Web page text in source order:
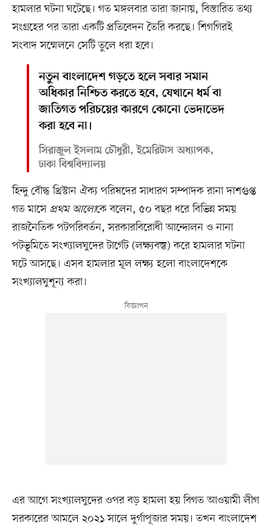
হামলার ঘটনা ঘটেছে। গত মঙ্গলবার তারা জানায়, বিস্তারিত তথ্য
সংগ্রহের পর তারা একটি প্রতিবেদন তৈরি করছে। শিগগিরই
সংবাদ সম্মেলনে সেটি তুলে ধরা হবে।
নতুন বাংলাদেশ গড়তে হলে সবার সমান
অধিকার নিশ্চিত করতে হবে, যেখানে ধর্ম বা
জাতিগত পরিচয়ের কারণে কোনো ভেদাভেদ
করা হবে না।
সিরাজুল ইসলাম চৌধুরী, ইমেরিটাস অধ্যাপক,
ঢাকা বিশ্ববিদ্যালয়
হিন্দু বৌদ্ধ খ্রিস্টান ঐক্য পরিষদের সাধারণ সম্পাদক রানা দাশগুপ্ত
গত মাসে প্রথম আলোকে বলেন, ৫০ বছর ধরে বিভিন্ন সময়
রাজনৈতিক পটপরিবর্তন, সরকারবিরোধী আন্দোলন ও নানা
পটভূমিতে সংখ্যালঘুদের টার্গেট (লক্ষ্যবস্তু) করে হামলার ঘটনা
ঘটে আসছে। এসব হামলার মূল লক্ষ্য হলো বাংলাদেশকে
সংখ্যালঘুশূন্য করা।
এর আগে সংখ্যালঘুদের ওপর বড় হামলা হয় বিগত আওয়ামী লীগ
সরকারের আমলে ২০২১ সালে দুর্গাপূজার সময়। তখন বাংলাদেশ